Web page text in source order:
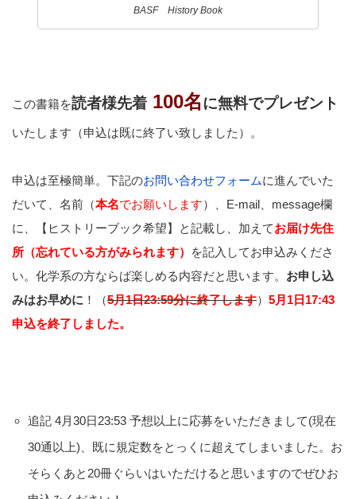
BASF History Book
この書籍を読者様先着 100名に無料でプレゼント
いたします（申込は既に終了い致しました）。
申込は至極簡単。下記のお問い合わせフォームに進んでいた
だいて、名前（本名でお願いします）、E-mail、message欄
に、【ヒストリーブック希望】と記載し、加えてお届け先住
所（忘れている方がみられます）
を記入してお申込みくださ
い。化学系の方ならば楽しめる内容だと思います。 お申し込
みはお早めに ！（5月1日23:59分に終了します） 5月1日17:43
申込を終了しました。
追記 4月30日23:53 予想以上に応募をいただきまして(現在
30通以上)、既に規定数をとっくに超えてしまいました。お
そらくあと20冊ぐらいはいただけると思いますのでぜひお